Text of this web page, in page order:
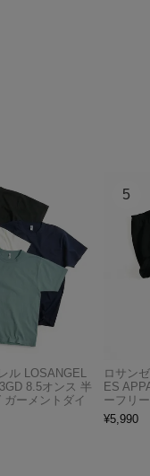
ル LOSANGEL
8.5オンス 半
ーメントダイ
ロサン
ES
ーフリ
¥5,990